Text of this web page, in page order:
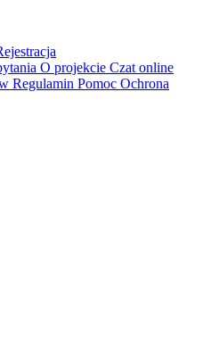
O projekcie Czat online
Regulamin Pomoc Ochrona